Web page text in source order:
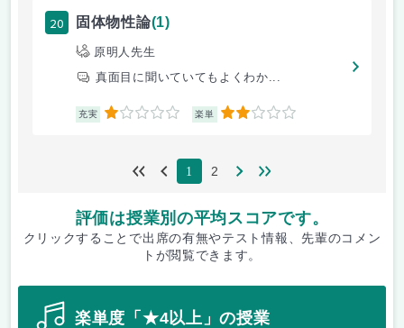
20 固体物性論(1)
原明人先生
真面目に聞いていてもよくわか...
充実 1 楽単 2
1 2
評価は授業別の平均スコアです。
クリックすることで出席の有無やテスト情報、先輩のコメン
トが閲覧できます。
楽単度「★4以上」の授業